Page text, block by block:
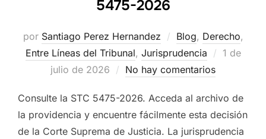
5475-2026
por Santiago Perez Hernandez Blog, Derecho,
Entre Líneas del Tribunal, Jurisprudencia
Publicado
1 de
julio de 2026
No hay comentarios
Consulte la STC 5475-2026. Acceda al archivo de
la providencia y encuentre fácilmente esta decisión
de la Corte Suprema de Justicia. La jurisprudencia